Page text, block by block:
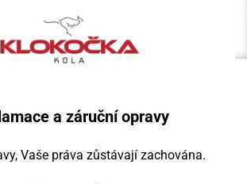
a záruční opravy
Vaše práva zůstávají zachována.